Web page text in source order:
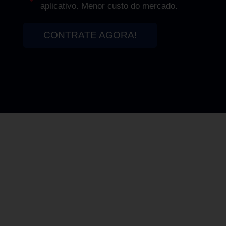
aplicativo. Menor custo do mercado.
CONTRATE AGORA!